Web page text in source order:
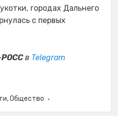
городах Дальнего
с первых
в Telegram
,Общество